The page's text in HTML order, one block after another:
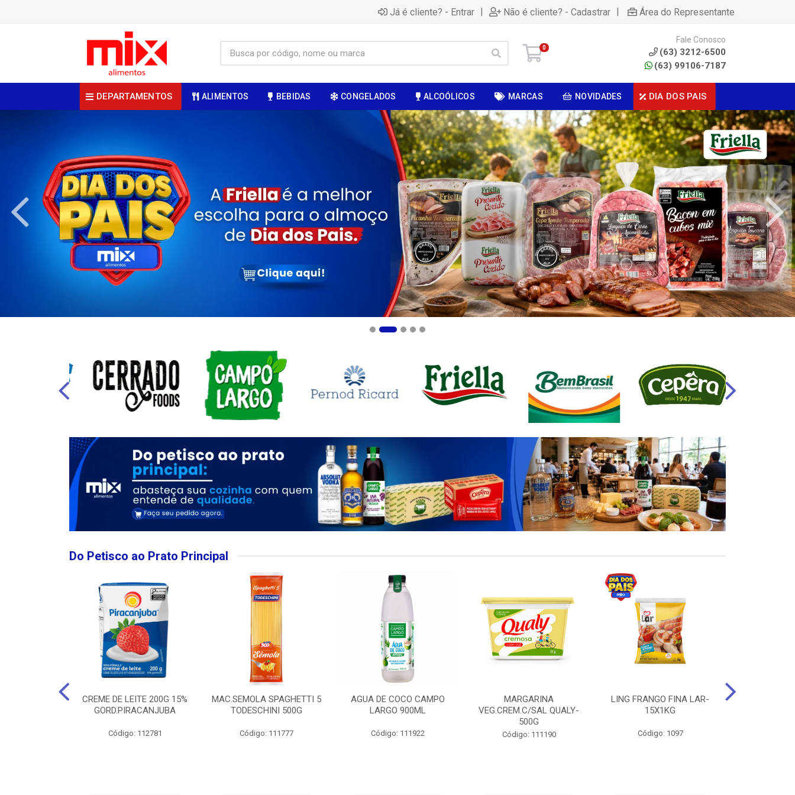
Já é cliente? - Entrar | Não é cliente? - Cadastrar | Área do Representante
0
Fale Conosco
(63) 3212-6500
(63) 99106-7187
DEPARTAMENTOS ALIMENTOS BEBIDAS CONGELADOS ALCOÓLICOS MARCAS NOVIDADES DIA DOS PAIS
Do Petisco ao Prato Principal
CREME DE LEITE 200G 15%
GORD.PIRACANJUBA
Código: 112781
MAC.SEMOLA SPAGHETTI 5
TODESCHINI 500G
Código: 111777
AGUA DE COCO CAMPO
LARGO 900ML
Código: 111922
MARGARINA
VEG.CREM.C/SAL QUALY-
500G
Código: 111190
LING FRANGO FINA LAR-
15X1KG
Código: 1097